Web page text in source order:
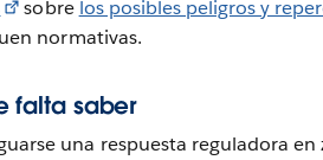
sobre los posibles peligros y
normativas.
falta saber
una respuesta reguladora